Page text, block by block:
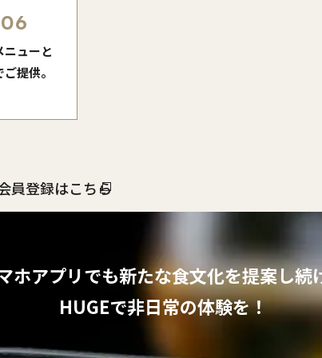
06
ニューと
提供。
員登録はこちら
ホアプリでも新たな食文化を提案し続
HUGEで非日常の体験を！